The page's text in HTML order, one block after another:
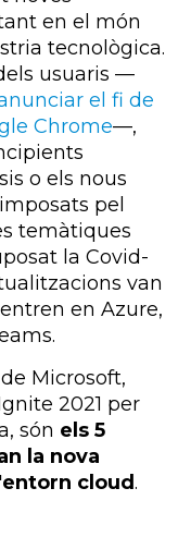
en el món
tecnològica.
usuaris —
el fi de
Chrome—,
o els nous
pel
temàtiques
la Covid-
van
en Azure,
Microsoft,
2021 per
són els 5
la nova
cloud.